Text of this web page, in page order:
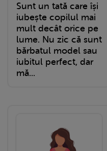
Sunt un tată care își
iubește copilul mai
mult decât orice pe
lume. Nu zic că sunt
bărbatul model sau
iubitul perfect, dar
mă...